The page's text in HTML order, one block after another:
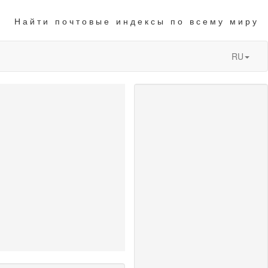
Найти почтовые индексы по всему миру
RU